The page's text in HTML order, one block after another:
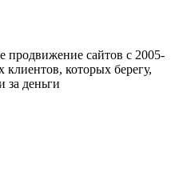
продвижение сайтов с 2005-
которых берегу,
за деньги